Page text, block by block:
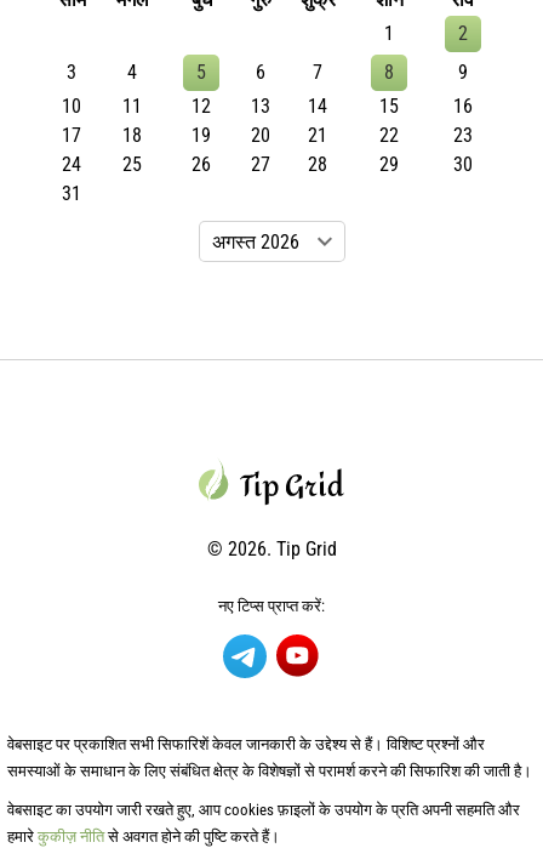
1
2
3
4 5 6 7 8
9
10
11 12 13 14 15
16
17
18 19 20 21 22
23
24
25 26 27 28 29
30
31
© 2026. Tip Grid
नए टिप्स प्राप्त करें:
वेबसाइट पर प्रकाशित सभी सिफारिशें केवल जानकारी के उद्देश्य से हैं। विशिष्ट प्रश्नों और
समस्याओं के समाधान के लिए संबंधित क्षेत्र के विशेषज्ञों से परामर्श करने की सिफारिश की जाती है।
वेबसाइट का उपयोग जारी रखते हुए, आप cookies फ़ाइलों के उपयोग के प्रति अपनी सहमति और
हमारे कुकीज़ नीतिसे अवगत होने की पुष्टि करते हैं।